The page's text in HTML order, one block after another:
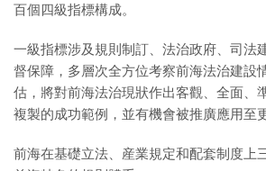
百個四級指標構成。
一級指標涉及規則制訂、法治政府、司法
督保障，多層次全方位考察前海法治建設
估，將對前海法治現狀作出客觀、全面、
複製的成功範例，並有機會被推廣應用至
前海在基礎立法、産業規定和配套制度上